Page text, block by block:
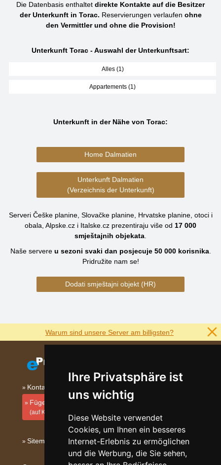
Ihre Privatsphäre ist
uns wichtig
Diese Website verwendet
Cookies, um Ihnen ein besseres
Internet-Erlebnis zu ermöglichen
und die Werbung, die Sie sehen,
Die Datenbasis enthaltet direkte Kontakte auf die Besitzer
der Unterkunft in Torac. Reservierungen verlaufen ohne
den Vermittler und ohne die Provision!
Unterkunft Torac - Auswahl der Unterkunftsart:
Alles (1)
Appartements (1)
Unterkunft in der Nähe von Torac:
Home Dalmatien
Unterkunft Dalmatien
(Verzeichnis der Unterkunft)
Serveri Češke planine, Slovačke planine, Hrvatske planine, otoci i
obala, Alpske.cz i Italske.cz prezentiraju više od 17 000
smještajnih objekata
Naše servere u sezoni svaki dan posjecuje 50 000korisnika.
Pridružite nam se!
Dodati smještajni objekt (HR)
Warum sind unsere Server am billigsten?
Kontakt
Fügen Sie Ihre Unterkunft hinzu
(auf Kroatisch)
Sitemap